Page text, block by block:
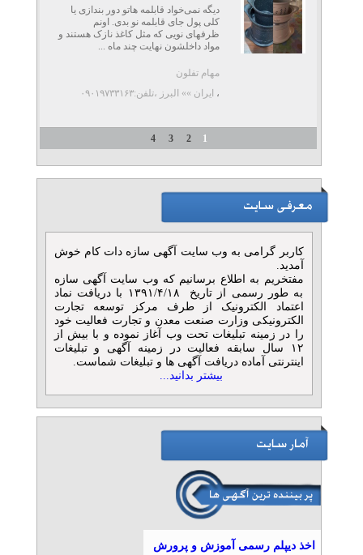
دیگه نمی‌خواد قابلمه هاتو دور بندازی یا
کلی پول جای قابلمه نو بدی. اونم
ظرفهای نویی که مثل کاغذ نازک هستند و
مواد داخلشون نهایت چند ماه ...
مهام تفلون
، ایران »» البرز ،تلفن:۰۹۰۱۹۷۳۳۱۶۳
1
2
3
4
کاربر گرامی به وب سایت آگهی سازه دات کام خوش
آمدید.
مفتخریم به اطلاع برسانیم که وب سایت آگهی سازه
به طور رسمی از تاریخ ۱۳۹۱/۴/۱۸ با دریافت نماد
اعتماد الکترونیک از طرف مرکز توسعه تجارت
الکترونیکی وزارت صنعت معدن و تجارت فعالیت خود
را در زمینه تبلیغات تحت وب آغاز نموده و با بیش از
۱۲ سال سابقه فعالیت در زمینه آگهی و تبلیغات
اینترنتی آماده دریافت آگهی ها و تبلیغات شماست.
بیشتر بدانید...
اخذ دیپلم رسمی آموزش و پرورش